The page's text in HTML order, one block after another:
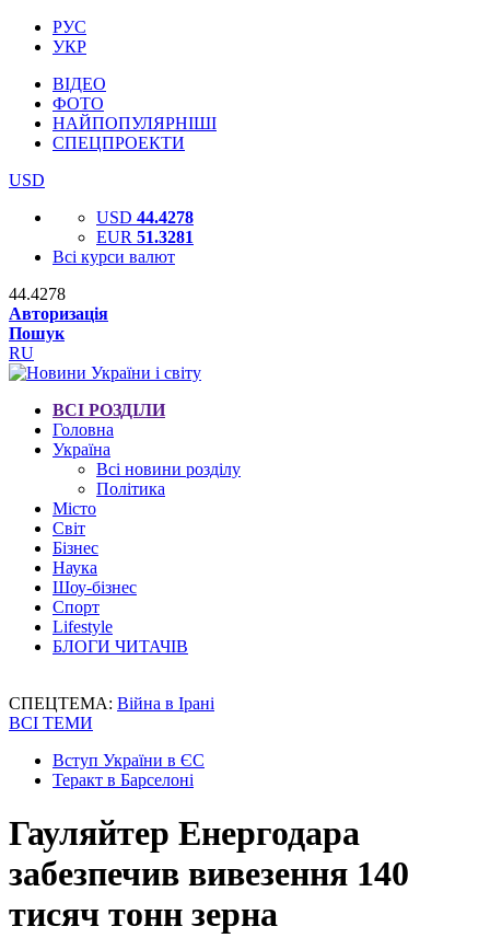
РУС
УКР
ВІДЕО
ФОТО
НАЙПОПУЛЯРНІШІ
СПЕЦПРОЕКТИ
USD
USD 44.4278
EUR 51.3281
Всі курси валют
44.4278
Авторизація
Пошук
RU
ВСІ РОЗДІЛИ
Головна
Україна
Всі новини розділу
Політика
Місто
Світ
Бізнес
Наука
Шоу-бізнес
Спорт
Lifestyle
БЛОГИ ЧИТАЧІВ
СПЕЦТЕМА: Війна в Ірані
ВСІ ТЕМИ
Вступ України в ЄС
Теракт в Барселоні
Гауляйтер Енергодара
забезпечив вивезення 140
тисяч тонн зерна